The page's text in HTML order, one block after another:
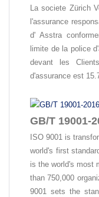
La societe Zürich
l'assurance
d' Asstra
limite de la police
devant les
d'assurance est
GB/T 19001-
ISO 9001 is
world's first
is the world's most
than 750,000
9001 sets the